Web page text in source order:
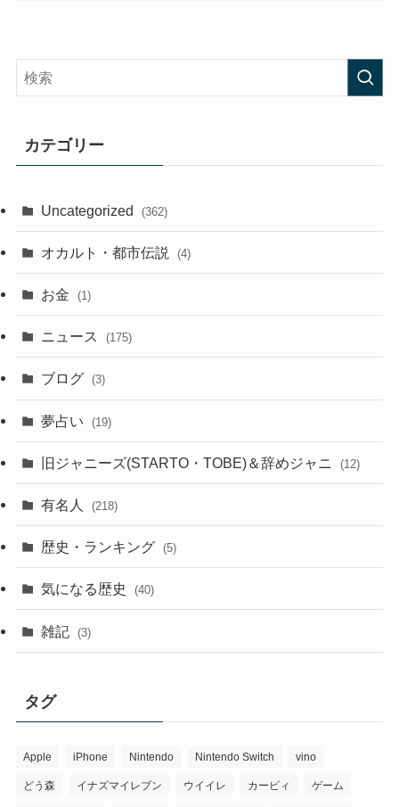
カテゴリー
Uncategorized (362)
オカルト・都市伝説 (4)
お金 (1)
ニュース (175)
ブログ (3)
夢占い (19)
旧ジャニーズ(STARTO・TOBE)＆辞めジャニ (12)
有名人 (218)
歴史・ランキング (5)
気になる歴史 (40)
雑記 (3)
タグ
Apple iPhone Nintendo Nintendo Switch vino
どう森 イナズマイレブン ウイイレ カービィ ゲーム